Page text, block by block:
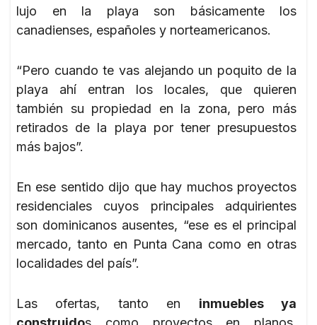
lujo en la playa son básicamente los
canadienses, españoles y norteamericanos.
“Pero cuando te vas alejando un poquito de la
playa ahí entran los locales, que quieren
también su propiedad en la zona, pero más
retirados de la playa por tener presupuestos
más bajos”.
En ese sentido dijo que hay muchos proyectos
residenciales cuyos principales adquirientes
son dominicanos ausentes, “ese es el principal
mercado, tanto en Punta Cana como en otras
localidades del país”.
Las ofertas, tanto en inmuebles ya